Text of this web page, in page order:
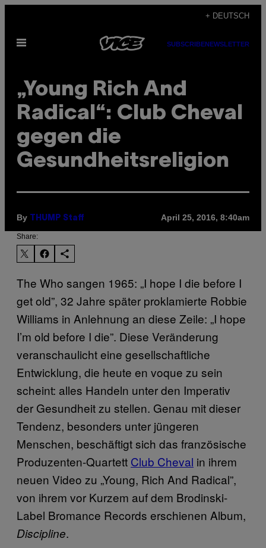
content
+ DEUTSCH
Open
SUBSCRIBENEWSLETTER
„Young Rich And
Radical“: Club Cheval
gegen die
Gesundheitsreligion
By THUMP Staff April 25, 2016, 8:40am
Share:
The Who sangen 1965: „I hope I die before I
get old”, 32 Jahre später proklamierte Robbie
Williams in Anlehnung an diese Zeile: „I hope
I’m old before I die”. Diese Veränderung
veranschaulicht eine gesellschaftliche
Entwicklung, die heute en voque zu sein
scheint: alles Handeln unter den Imperativ
der Gesundheit zu stellen. Genau mit dieser
Tendenz, besonders unter jüngeren
Menschen, beschäftigt sich das französische
Produzenten-Quartett Club Cheval in ihrem
neuen Video zu „Young, Rich And Radical”,
von ihrem vor Kurzem auf dem Brodinski-
Label Bromance Records erschienen Album,
Discipline.